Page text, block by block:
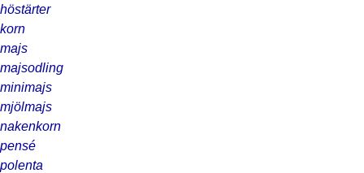
höstärter
korn
majs
majsodling
minimajs
mjölmajs
nakenkorn
pensé
polenta